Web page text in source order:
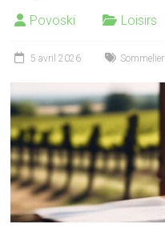
Povoski Loisirs
5 avril 2026 Sommelier